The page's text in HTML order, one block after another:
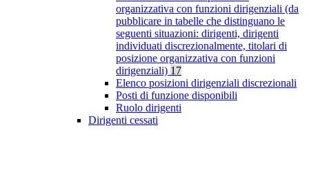
organizzativa con funzioni dirigenziali (da
pubblicare in tabelle che distinguano le
seguenti situazioni: dirigenti, dirigenti
individuati discrezionalmente, titolari di
posizione organizzativa con funzioni
dirigenziali) 17
Elenco posizioni dirigenziali discrezionali
Posti di funzione disponibili
Ruolo dirigenti
Dirigenti cessati